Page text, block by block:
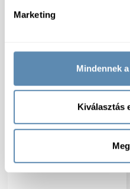
Marketing
Mindennek
Kiválasztás
4kg/vcs cca.15kg/#